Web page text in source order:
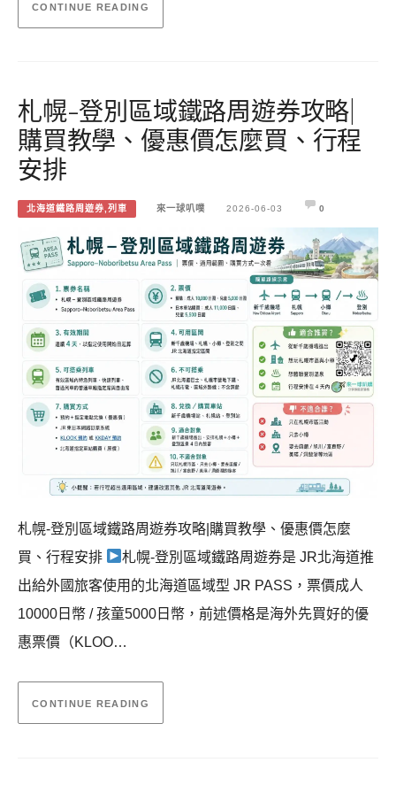
CONTINUE READING
札幌-登別區域鐵路周遊券攻略|
購買教學、優惠價怎麼買、行程
安排
北海道鐵路周遊券,列車 來一球叭噗 2026-06-03 0
札幌-登別區域鐵路周遊券攻略|購買教學、優惠價怎麼
買、行程安排
札幌-登別區域鐵路周遊券是 JR北海道推
出給外國旅客使用的北海道區域型 JR PASS，票價成人
10000日幣 / 孩童5000日幣，前述價格是海外先買好的優
惠票價（KLOO…
CONTINUE READING